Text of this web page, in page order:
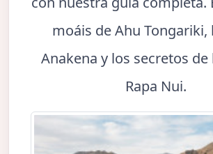
moáis de Ahu Tongariki,
Anakena y los secretos
Rapa Nui.